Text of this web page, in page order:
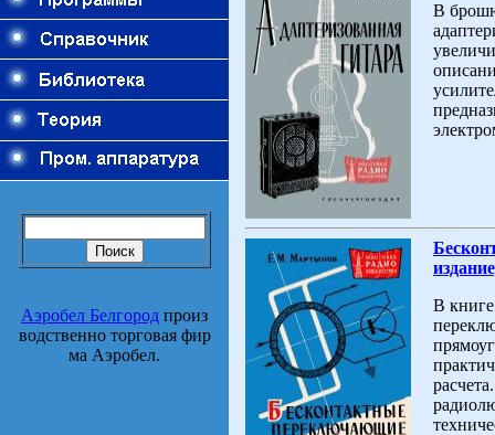
Аэробел Белгород произ
водственно торговая фир
ма Аэробел.
В
В